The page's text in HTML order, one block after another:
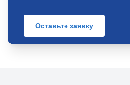
Оставьте заявку